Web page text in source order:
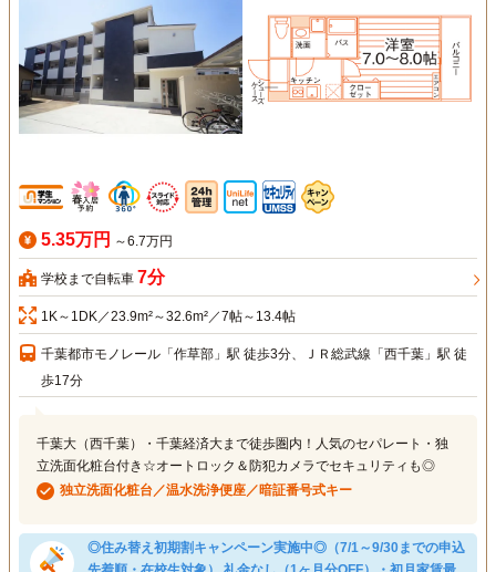
5.35万円 ～6.7万円
学校まで自転車 7分
1K～1DK／23.9m²～32.6m²／7帖～13.4帖
千葉都市モノレール「作草部」駅 徒歩3分、ＪＲ総武線「西千葉」駅 徒
歩17分
千葉大（西千葉）・千葉経済大まで徒歩圏内！人気のセパレート・独
立洗面化粧台付き☆オートロック＆防犯カメラでセキュリティも◎
独立洗面化粧台／温水洗浄便座／暗証番号式キー
◎住み替え初期割キャンペーン実施中◎（7/1～9/30までの申込